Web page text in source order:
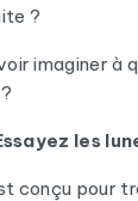
?
imaginer à
les
conçu pour